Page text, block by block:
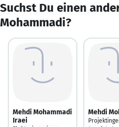
Suchst Du einen
Mohammadi?
Mehdi Mohammadi
Iraei
Mehdi